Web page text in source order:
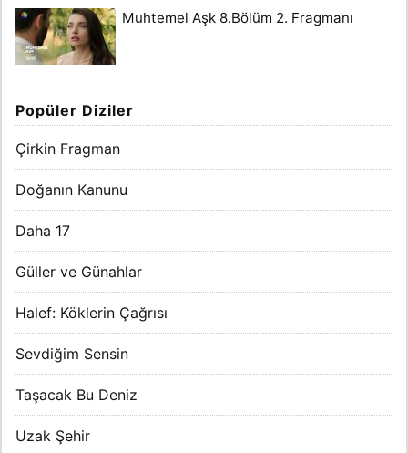
Muhtemel Aşk 8.Bölüm 2. Fragmanı
Popüler Diziler
Çirkin Fragman
Doğanın Kanunu
Daha 17
Güller ve Günahlar
Halef: Köklerin Çağrısı
Sevdiğim Sensin
Taşacak Bu Deniz
Uzak Şehir